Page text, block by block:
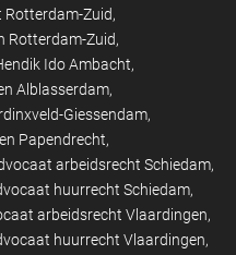
Zuid
Rotterdam-Zuid
Ido Ambacht
Alblasserdam
Giessendam
Papendrecht
arbeidsrecht Schiedam
huurrecht Schiedam
arbeidsrecht Vlaardingen
huurrecht Vlaardingen